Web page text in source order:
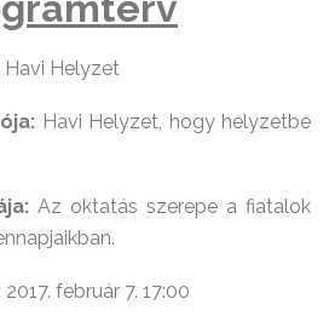
Havi Helyzet
Havi Helyzet, hogy helyzetbe
Az oktatás szerepe a fiatalok
2017. február 7. 17:00